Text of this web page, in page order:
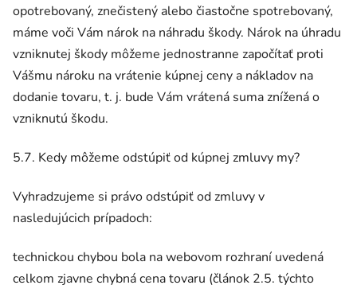
opotrebovaný, znečistený alebo čiastočne spotrebovaný,
máme voči Vám nárok na náhradu škody. Nárok na úhradu
vzniknutej škody môžeme jednostranne započítať proti
Vášmu nároku na vrátenie kúpnej ceny a nákladov na
dodanie tovaru, t. j. bude Vám vrátená suma znížená o
vzniknutú škodu.
5.7. Kedy môžeme odstúpiť od kúpnej zmluvy my?
Vyhradzujeme si právo odstúpiť od zmluvy v
nasledujúcich prípadoch:
technickou chybou bola na webovom rozhraní uvedená
celkom zjavne chybná cena tovaru (článok 2.5. týchto